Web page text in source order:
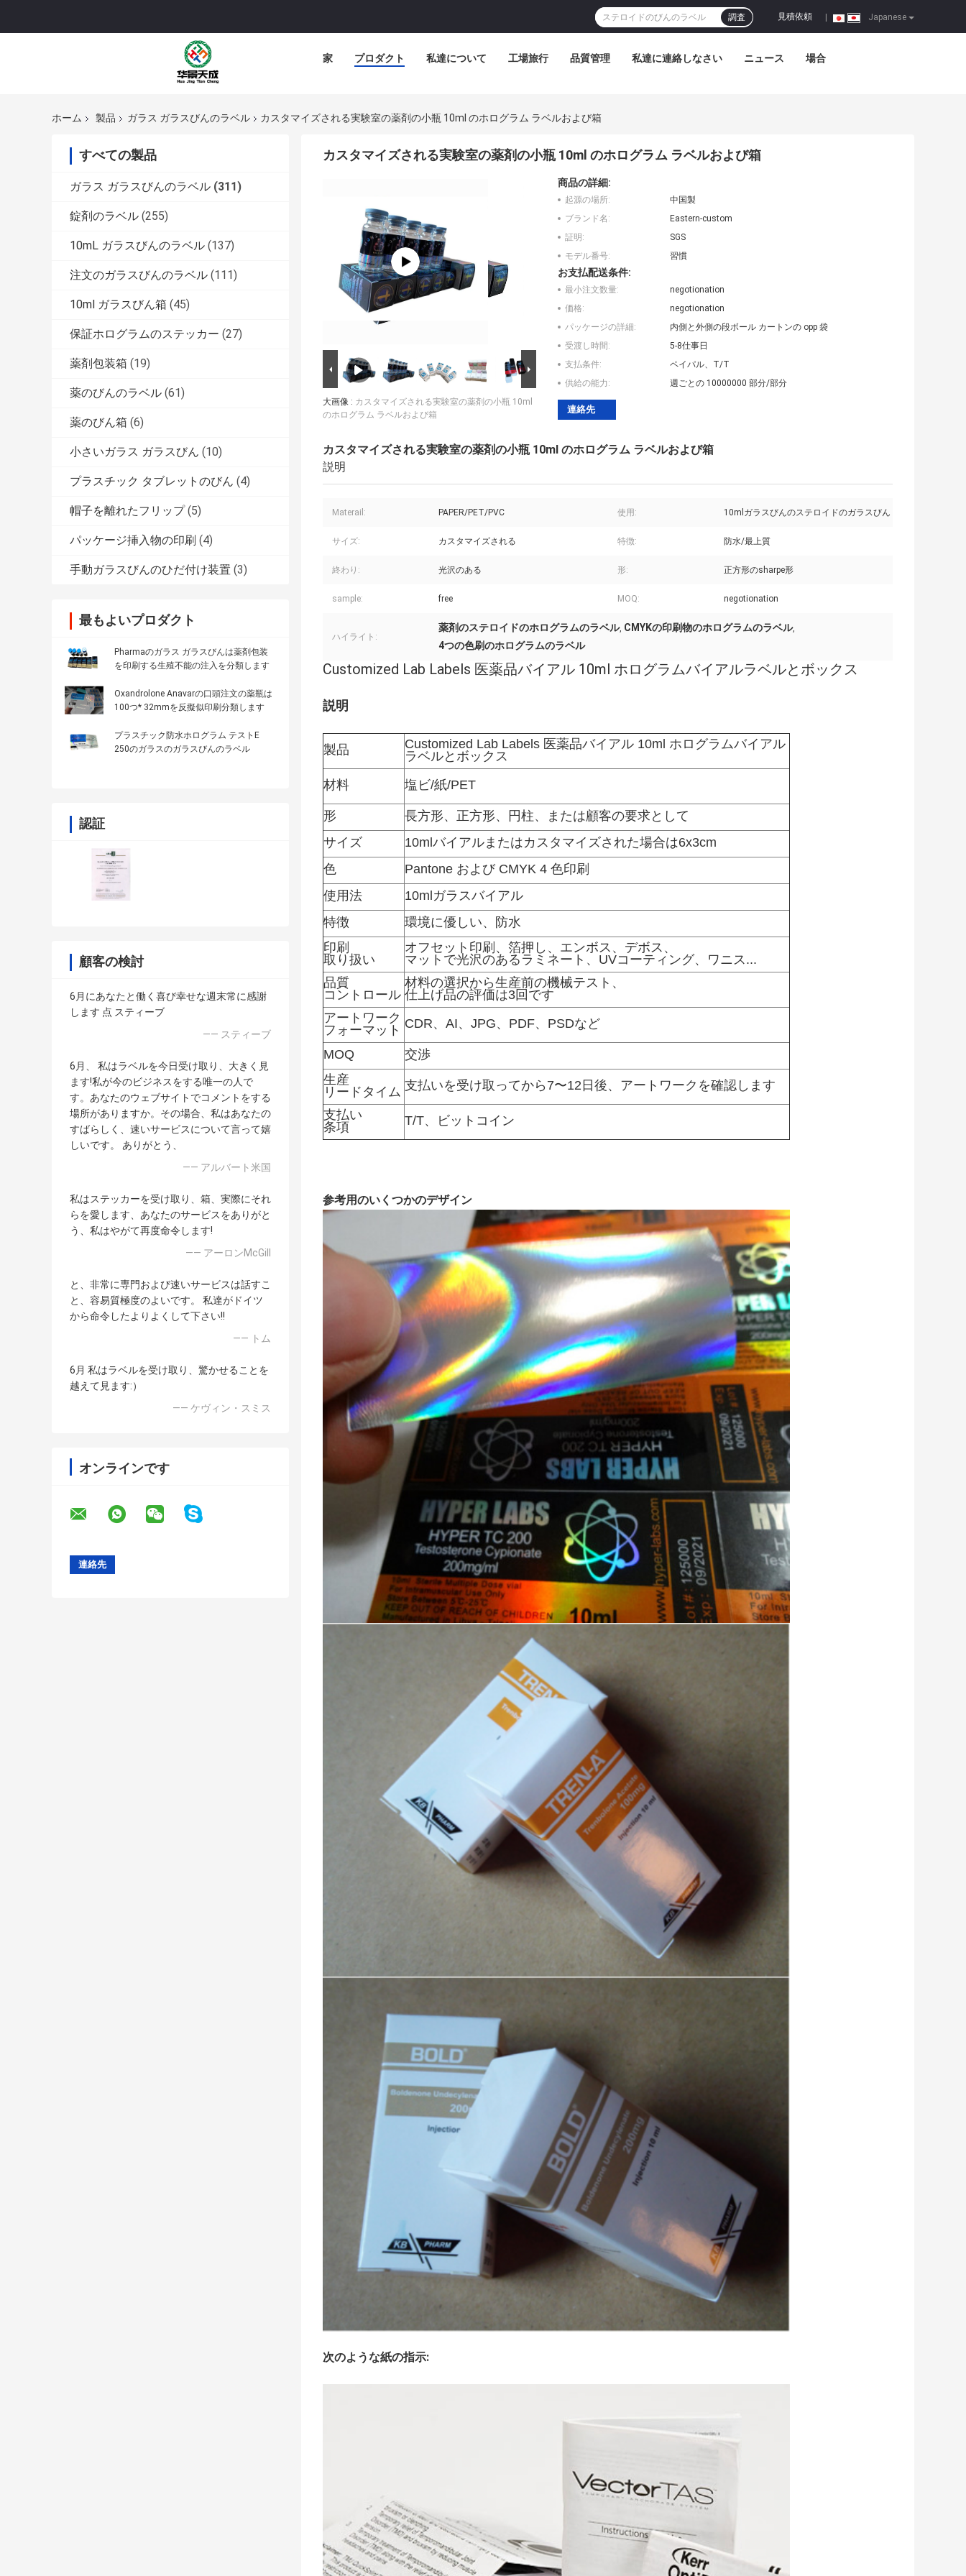
Japanese
見積依頼
調査
家 プロダクト 私達について 工場旅行 品質管理 私達に連絡しなさい ニュース 場合
ホーム 製品 ガラス ガラスびんのラベル カスタマイズされる実験室の薬剤の小瓶 10ml のホログラム ラベルおよび箱
すべての製品
ガラス ガラスびんのラベル (311)
錠剤のラベル (255)
10mL ガラスびんのラベル (137)
注文のガラスびんのラベル (111)
10ml ガラスびん箱 (45)
保証ホログラムのステッカー (27)
薬剤包装箱 (19)
薬のびんのラベル (61)
薬のびん箱 (6)
小さいガラス ガラスびん (10)
プラスチック タブレットのびん (4)
帽子を離れたフリップ (5)
パッケージ挿入物の印刷 (4)
手動ガラスびんのひだ付け装置 (3)
最もよいプロダクト
Pharmaのガラス ガラスびんは薬剤包装
を印刷する生殖不能の注入を分類します
Oxandrolone Anavarの口頭注文の薬瓶は
100つ* 32mmを反擬似印刷分類します
プラスチック防水ホログラム テストE
250のガラスのガラスびんのラベル
認証
顧客の検討
6月にあなたと働く喜び幸せな週末常に感謝
します 点 スティーブ
—— スティーブ
6月、 私はラベルを今日受け取り、大きく見
ます!私が今のビジネスをする唯一の人で
す。あなたのウェブサイトでコメントをする
場所がありますか。その場合、私はあなたの
すばらしく、速いサービスについて言って嬉
しいです。 ありがとう、
—— アルバート米国
私はステッカーを受け取り、箱、実際にそれ
らを愛します、あなたのサービスをありがと
う、私はやがて再度命令します!
—— アーロンMcGill
と、非常に専門および速いサービスは話すこ
と、容易質極度のよいです。 私達がドイツ
から命令したよりよくして下さい!!
—— トム
6月 私はラベルを受け取り、驚かせることを
越えて見ます:）
—— ケヴィン・スミス
オンラインです
カスタマイズされる実験室の薬剤の小瓶 10ml のホログラム ラベルおよび箱
大画像 : カスタマイズされる実験室の薬剤の小瓶 10ml
のホログラム ラベルおよび箱
商品の詳細:
起源の場所:
中国製
ブランド名:
Eastern-custom
証明:
SGS
モデル番号:
習慣
お支払配送条件:
最小注文数量:
negotionation
価格:
negotionation
パッケージの詳細:
内側と外側の段ボール カートンの opp 袋
受渡し時間:
5-8仕事日
支払条件:
ペイパル、T/T
供給の能力:
週ごとの 10000000 部分/部分
連絡先
カスタマイズされる実験室の薬剤の小瓶 10ml のホログラム ラベルおよび箱
説明
Materail: PAPER/PET/PVC 使用: 10mlガラスびんのステロイドのガラスびん
サイズ: カスタマイズされる 特徴: 防水/最上質
終わり: 光沢のある 形: 正方形のsharpe形
sample: free MOQ: negotionation
ハイライト:
薬剤のステロイドのホログラムのラベル, CMYKの印刷物のホログラムのラベル,
4つの色刷のホログラムのラベル
Customized Lab Labels 医薬品バイアル 10ml ホログラムバイアルラベルとボックス
説明
製品
Customized Lab Labels 医薬品バイアル 10ml ホログラムバイアル
ラベルとボックス
材料
塩ビ/紙/PET
形
長方形、正方形、円柱、または顧客の要求として
サイズ
10mlバイアルまたはカスタマイズされた場合は6x3cm
色
Pantone および CMYK 4 色印刷
使用法
10mlガラスバイアル
特徴
環境に優しい、防水
印刷
取り扱い
オフセット印刷、箔押し、エンボス、デボス、
マットで光沢のあるラミネート、UVコーティング、ワニス...
品質
コントロール
材料の選択から生産前の機械テスト、
仕上げ品の評価は3回です
アートワーク
フォーマット CDR、AI、JPG、PDF、PSDなど
MOQ
交渉
生産
リードタイム 支払いを受け取ってから7〜12日後、アートワークを確認します
支払い
条項
T/T、ビットコイン
参考用のいくつかのデザイン
次のような紙の指示: